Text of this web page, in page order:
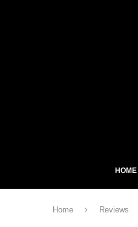
HOME
Home Reviews